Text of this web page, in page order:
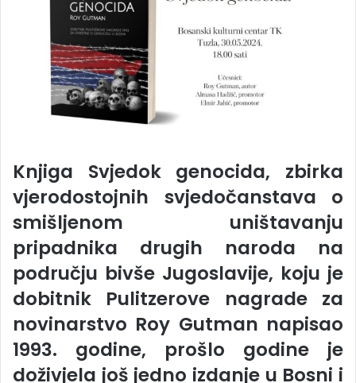
Knjiga Svjedok genocida, zbirka
vjerodostojnih svjedočanstava o
smišljenom uništavanju
pripadnika drugih naroda na
području bivše Jugoslavije, koju je
dobitnik Pulitzerove nagrade za
novinarstvo Roy Gutman napisao
1993. godine, prošlo godine je
doživjela još jedno izdanje u Bosni i